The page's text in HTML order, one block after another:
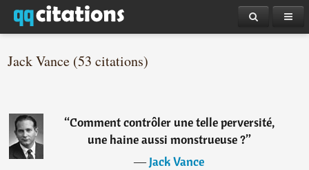
Jack Vance (53 citations)
“Comment contrôler une telle perversité,
une haine aussi monstrueuse ?”
―Jack Vance